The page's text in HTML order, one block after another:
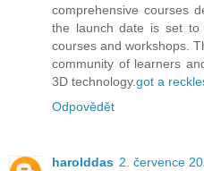
comprehensive courses
the launch date is set
courses and workshops.
community of learners
3D technology.got a
Odpovědět
harolddas 2. července